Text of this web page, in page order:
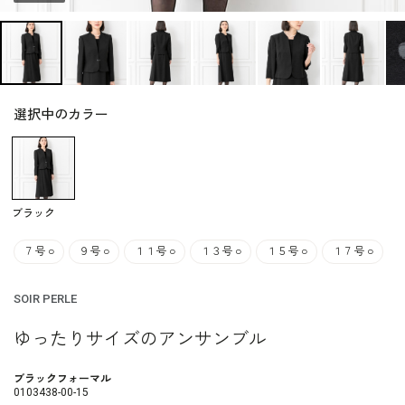
選択中のカラー
ブラック
７号 ○ ９号 ○ １１号 ○ １３号 ○ １５号 ○ １７号 ○
SOIR PERLE
ゆったりサイズのアンサンブル
ブラックフォーマル
0103438-00-15